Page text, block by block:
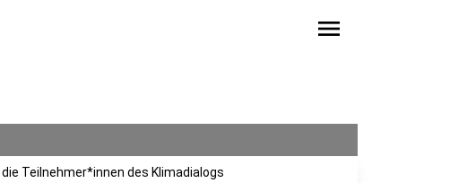
menu
Teilnehmer*innen des Klimadialogs